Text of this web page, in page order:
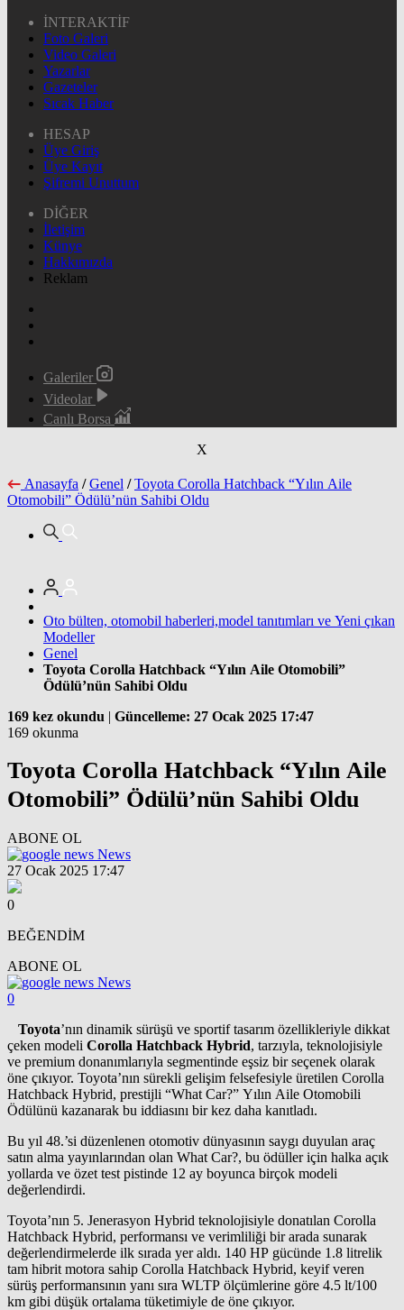
İNTERAKTİF
Foto Galeri
Video Galeri
Yazarlar
Gazeteler
Sıcak Haber
HESAP
Üye Giriş
Üye Kayıt
Şifremi Unuttum
DİĞER
İletişim
Künye
Hakkımızda
Reklam
Galeriler
Videolar
Canlı Borsa
X
Anasayfa / Genel / Toyota Corolla Hatchback “Yılın Aile
Otomobili” Ödülü’nün Sahibi Oldu
Oto bülten, otomobil haberleri,model tanıtımları ve Yeni çıkan
Modeller
Genel
Toyota Corolla Hatchback “Yılın Aile Otomobili”
Ödülü’nün Sahibi Oldu
169 kez okundu | Güncelleme: 27 Ocak 2025 17:47
169 okunma
Toyota Corolla Hatchback “Yılın Aile
Otomobili” Ödülü’nün Sahibi Oldu
ABONE OL
News
27 Ocak 2025 17:47
0
BEĞENDİM
ABONE OL
News
0
Toyota’nın dinamik sürüşü ve sportif tasarım özellikleriyle dikkat
çeken modeli Corolla Hatchback Hybrid, tarzıyla, teknolojisiyle
ve premium donanımlarıyla segmentinde eşsiz bir seçenek olarak
öne çıkıyor. Toyota’nın sürekli gelişim felsefesiyle üretilen Corolla
Hatchback Hybrid, prestijli “What Car?” Yılın Aile Otomobili
Ödülünü kazanarak bu iddiasını bir kez daha kanıtladı.
Bu yıl 48.’si düzenlenen otomotiv dünyasının saygı duyulan araç
satın alma yayınlarından olan What Car?, bu ödüller için halka açık
yollarda ve özet test pistinde 12 ay boyunca birçok modeli
değerlendirdi.
Toyota’nın 5. Jenerasyon Hybrid teknolojisiyle donatılan Corolla
Hatchback Hybrid, performansı ve verimliliği bir arada sunarak
değerlendirmelerde ilk sırada yer aldı. 140 HP gücünde 1.8 litrelik
tam hibrit motora sahip Corolla Hatchback Hybrid, keyif veren
sürüş performansının yanı sıra WLTP ölçümlerine göre 4.5 lt/100
km gibi düşük ortalama tüketimiyle de öne çıkıyor.